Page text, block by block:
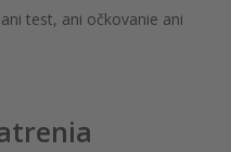
test, ani očkovanie ani